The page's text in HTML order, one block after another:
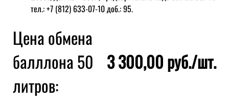
тел.: +7 (812) 633-07-10 доб.: 95.
Цена обмена
балллона 50
литров:
3 300,00 руб./шт.